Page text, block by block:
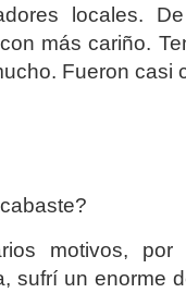
locales.
más cariño.
Fueron casi
motivos,
sufrí un enorme